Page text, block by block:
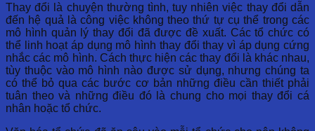
Thay đổi là chuyện thường tình, tuy nhiên việc thay đổi dẫn
đến hệ quả là công việc không theo thứ tự cụ thể trong các
mô hình quản lý thay đổi đã được đề xuất. Các tổ chức có
thể linh hoạt áp dụng mô hình thay đổi thay vì áp dụng cứng
nhắc các mô hình. Cách thực hiện các thay đổi là khác nhau,
tùy thuộc vào mô hình nào được sử dụng, nhưng chúng ta
có thể bỏ qua các bước cơ bản những điều cần thiết phải
tuân theo và những điều đó là chung cho mọi thay đổi cá
nhân hoặc tổ chức.